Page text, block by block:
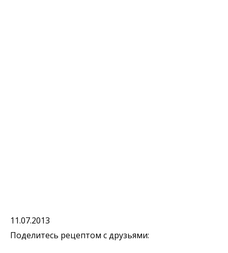
11.07.2013
Поделитесь рецептом с друзьями: